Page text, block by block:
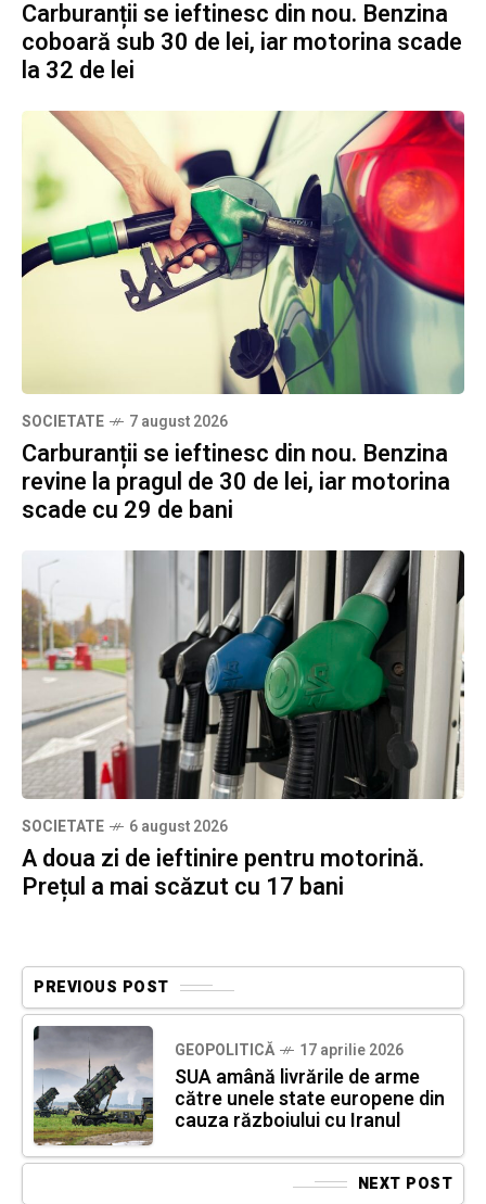
Carburanții se ieftinesc din nou. Benzina
coboară sub 30 de lei, iar motorina scade
la 32 de lei
SOCIETATE 7 august 2026
Carburanții se ieftinesc din nou. Benzina
revine la pragul de 30 de lei, iar motorina
scade cu 29 de bani
SOCIETATE 6 august 2026
A doua zi de ieftinire pentru motorină.
Prețul a mai scăzut cu 17 bani
PREVIOUS POST
GEOPOLITICĂ 17 aprilie 2026
SUA amână livrările de arme
către unele state europene din
cauza războiului cu Iranul
NEXT POST